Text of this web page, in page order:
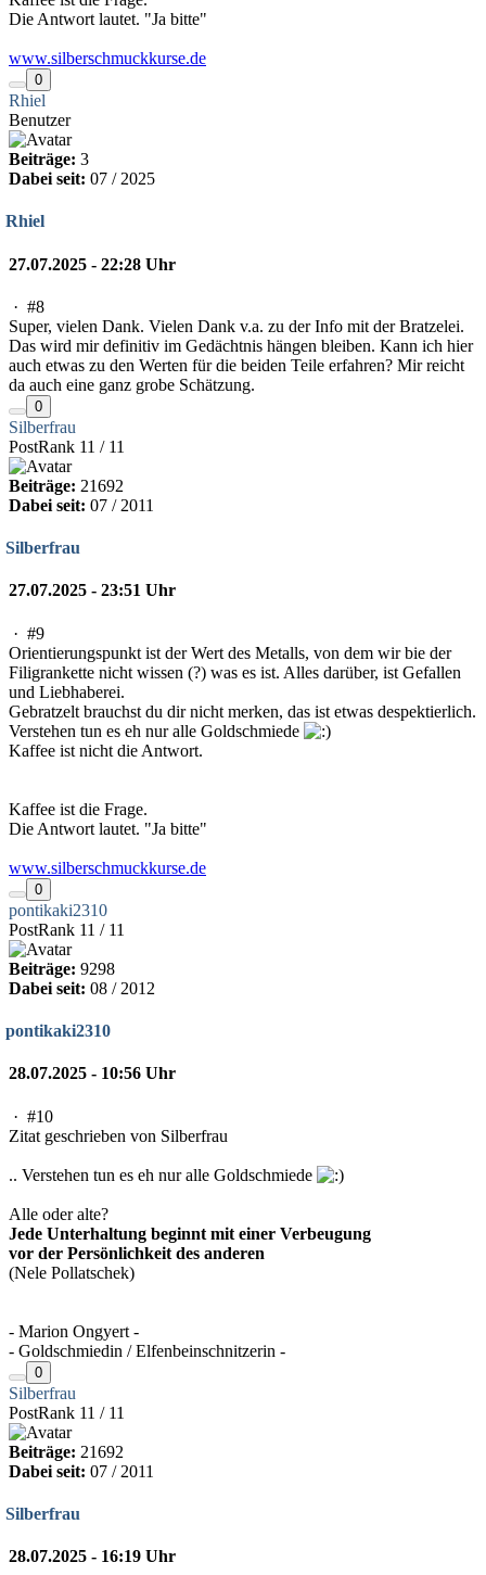
Die Antwort lautet. "Ja bitte"
www.silberschmuckkurse.de
0
Rhiel
Benutzer
Beiträge: 3
Dabei seit: 07 / 2025
Rhiel
27.07.2025 - 22:28 Uhr
· #8
Super, vielen Dank. Vielen Dank v.a. zu der Info mit der Bratzelei.
Das wird mir definitiv im Gedächtnis hängen bleiben. Kann ich hier
auch etwas zu den Werten für die beiden Teile erfahren? Mir reicht
da auch eine ganz grobe Schätzung.
0
Silberfrau
PostRank 11 / 11
Beiträge: 21692
Dabei seit: 07 / 2011
Silberfrau
27.07.2025 - 23:51 Uhr
· #9
Orientierungspunkt ist der Wert des Metalls, von dem wir bie der
Filigrankette nicht wissen (?) was es ist. Alles darüber, ist Gefallen
und Liebhaberei.
Gebratzelt brauchst du dir nicht merken, das ist etwas despektierlich.
Verstehen tun es eh nur alle Goldschmiede
Kaffee ist nicht die Antwort.
Kaffee ist die Frage.
Die Antwort lautet. "Ja bitte"
www.silberschmuckkurse.de
0
pontikaki2310
PostRank 11 / 11
Beiträge: 9298
Dabei seit: 08 / 2012
pontikaki2310
28.07.2025 - 10:56 Uhr
· #10
Zitat geschrieben von Silberfrau
.. Verstehen tun es eh nur alle Goldschmiede
Alle oder alte?
Jede Unterhaltung beginnt mit einer Verbeugung
vor der Persönlichkeit des anderen
(Nele Pollatschek)
- Marion Ongyert -
- Goldschmiedin / Elfenbeinschnitzerin -
0
Silberfrau
PostRank 11 / 11
Beiträge: 21692
Dabei seit: 07 / 2011
Silberfrau
28.07.2025 - 16:19 Uhr